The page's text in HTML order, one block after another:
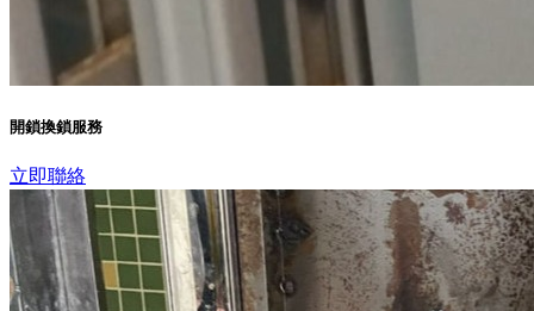
開鎖換鎖服務
立即聯絡